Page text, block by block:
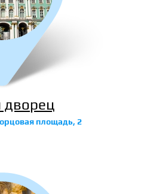
дворец
площадь, 2